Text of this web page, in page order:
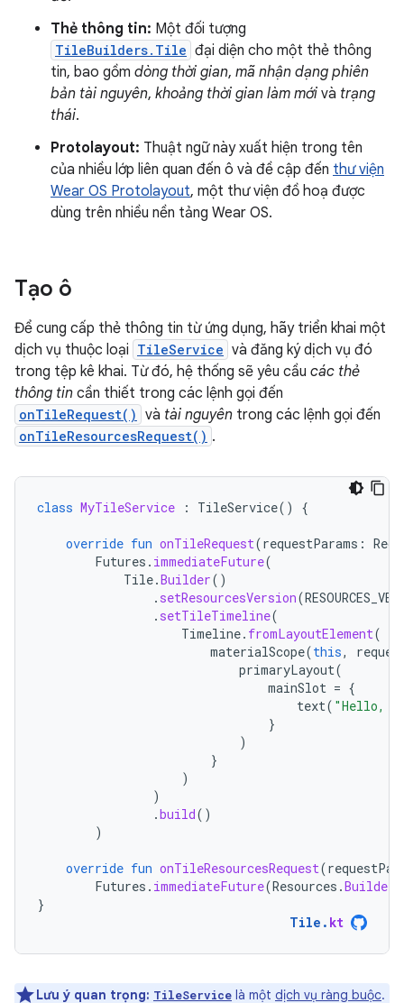
Thẻ thông tin: Một đối tượng
TileBuilders.Tile đại diện cho một thẻ thông
tin, bao gồm dòng thời gian, mã nhận dạng phiên
bản tài nguyên, khoảng thời gian làm mới và trạng
thái.
Protolayout: Thuật ngữ này xuất hiện trong tên
của nhiều lớp liên quan đến ô và đề cập đến thư viện
Wear OS Protolayout, một thư viện đồ hoạ được
dùng trên nhiều nền tảng Wear OS.
Tạo ô
Để cung cấp thẻ thông tin từ ứng dụng, hãy triển khai một
dịch vụ thuộc loại TileService và đăng ký dịch vụ đó
trong tệp kê khai. Từ đó, hệ thống sẽ yêu cầu các thẻ
thông tin cần thiết trong các lệnh gọi đến
onTileRequest() và tài nguyên trong các lệnh gọi đến
onTileResourcesRequest() .
class MyTileService : TileService() {
override fun onTileRequest(requestParams :
Futures . immediateFuture(
Tile.Builder()
. setResourcesVersion(
. setTileTimeline(
Timeline. fromLayoutElement(
materialScope(this,
primaryLayout(
mainSlot = {
text( "Hello,
}
)
}
)
)
.build()
)
override fun onTileResourcesRequest(
Futures . immediateFuture(Resources .Builder
}
Tile . kt
Lưu ý quan trọng: TileService là một dịch vụ ràng buộc.